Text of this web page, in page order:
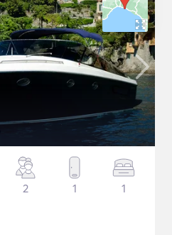
2 1 1